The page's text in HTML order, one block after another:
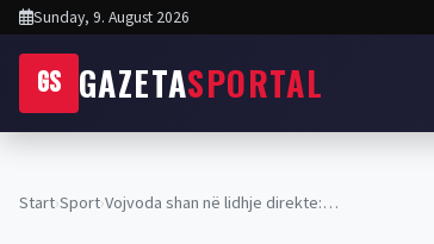
Sunday, 9. August 2026
GS GAZETASPORTAL
Start›Sport›Vojvoda shan në lidhje direkte:…